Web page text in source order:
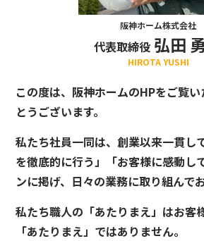
阪神ホーム株式会社
代表取締役 弘田
HIROTA YUSHI
この度は、阪神ホームのHPをご覧
とうございます。
私たち社員一同は、創業以来一貫し
を徹底的に行う」「お客様に感動し
ンに掲げ、日々の業務に取り組んでお
私たち職人の「あたりまえ」はお客
「あたりまえ」ではありません。